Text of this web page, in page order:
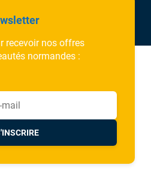
recevoir nos offres
normandes :